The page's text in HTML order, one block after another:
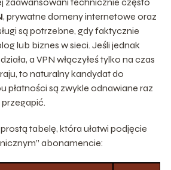
, prywatne domeny internetowe oraz
są potrzebne, gdy faktycznie
lub biznes w sieci. Jeśli jednak
a VPN włączyłeś tylko na czas
to naturalny kandydat do
płatności są zwykle odnawiane raz
przegapić.
tabelę, która ułatwi podjęcie
abonamencie: